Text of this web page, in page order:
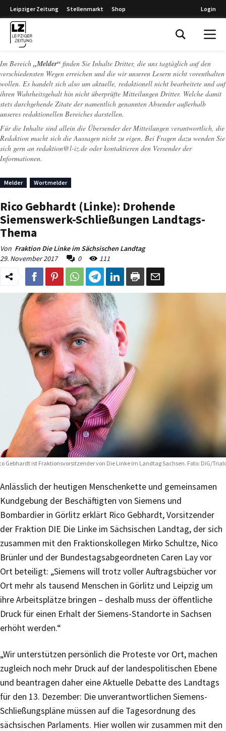
Leipziger Zeitung Stellenmarkt Shop Login
Im Bereich „Melder“ finden Sie Inhalte Dritter, die uns tagtäglich auf den
verschiedensten Wegen erreichen und die wir unseren Lesern nicht vorenthalten
wollen. Es handelt sich also um aktuelle, redaktionell nicht bearbeitete und auf
ihren Wahrheitsgehalt hin nicht überprüfte Mitteilungen Dritter. Welche damit
stets durchgehende Zitate der namentlich genannten Absender außerhalb
unseres redaktionellen Bereiches darstellen.
Für die Inhalte sind allein die Übersender der Mitteilungen verantwortlich, die
Redaktion macht sich die Aussagen nicht zu eigen. Bei Fragen dazu wenden Sie
sich gern an redaktion@l-iz.de oder kontaktieren den Versender der
Informationen.
Melder Wortmelder
Rico Gebhardt (Linke): Drohende
Siemenswerk-Schließungen Landtags-
Thema
Von Fraktion Die Linke im Sächsischen Landtag
29. November 2017
0 111
Gebhardt ist Fraktionsvorsitzender von Die Linke im Landtag Sachsen. Foto: DiG/
Anlässlich der heutigen Menschenkette und gemeinsamen
Kundgebung der Beschäftigten von Siemens und
Bombardier in Görlitz erklärt Rico Gebhardt, Vorsitzender
der Fraktion DIE Die Linke im Sächsischen Landtag, der sich
zusammen mit den Fraktionskollegen Mirko Schultze, Nico
Brünler und der Bundestagsabgeordneten Caren Lay vor
Ort beteiligt: „Siemens will trotz voller Auftragsbücher vor
Ort mehr als tausend Menschen in Görlitz und Leipzig um
ihre Arbeitsplätze bringen – deshalb muss der öffentliche
Druck für einen Erhalt der Siemens-Standorte in Sachsen
erhöht werden.“
„Wir unterstützen persönlich die Proteste vor Ort, machen
zugleich noch mehr Druck auf der landespolitischen Ebene
und beantragen daher eine Aktuelle Debatte des Landtags
für den 13. Dezember: Die unverantwortlichen Siemens-
Schließungspläne müssen auf die Tagesordnung des
sächsischen Parlaments. Hier wollen wir zusammen mit den